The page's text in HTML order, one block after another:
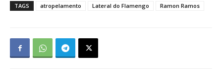
TAGS atropelamento Lateral do Flamengo Ramon Ramos